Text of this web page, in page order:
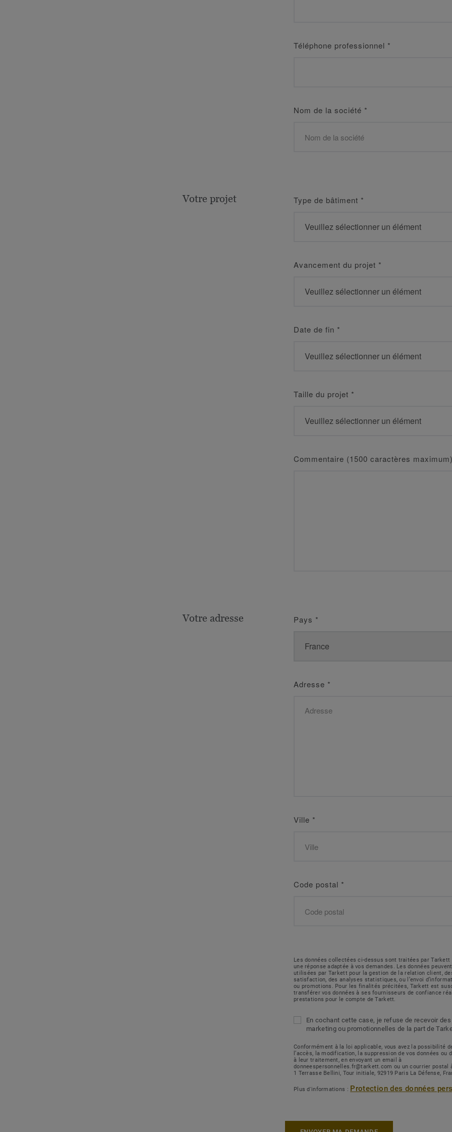
Téléphone professionnel *
Nom de la société *
Votre projet Type de bâtiment *
Avancement du projet *
Date de fin *
Taille du projet *
Commentaire (1500 caractères
Votre adresse Pays *
Adresse *
Ville *
Code postal *
Les données collectées ci-dessus sont traitées par
une réponse adaptée à vos demandes. Les données
utilisées par Tarkett pour la gestion de la relation client,
satisfaction, des analyses statistiques, ou l’envoi
ou promotions. Pour les finalités précitées, Tarkett est
transférer vos données à ses fournisseurs de confiance
prestations pour le compte de Tarkett.
En cochant cette case, je refuse de recevoir
marketing ou promotionnelles de la part de
Conformément à la loi applicable, vous avez la possibilité
l’accès, la modification, la suppression de vos données ou
à leur traitement, en envoyant un email à
donneespersonnelles.fr@tarkett.com ou un courrier postal
1 Terrasse Bellini, Tour initiale, 92919 Paris La Défense,
Plus d'informations : Protection des données